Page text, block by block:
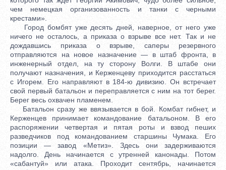
чем немецкая организованность и танки с черными
крестами».
Город бомбят уже десять дней, наверное, от него уже
ничего не осталось, а приказа о взрыве все нет. Так и не
дождавшись приказа о взрыве, саперы резервного
отправляются на новое назначение — в штаб фронта, в
инженерный отдел, на ту сторону Волги. В штабе они
получают назначения, и Керженцеву приходится расстаться
с Игорем. Его направляют в 184-ю дивизию. Он встречает
свой первый батальон и переправляется с ним на тот берег.
Берег весь охвачен пламенем.
Батальон сразу же ввязывается в бой. Комбат гибнет, и
Керженцев принимает командование батальоном. В его
распоряжении четвертая и пятая роты и взвод пеших
разведчиков под командованием старшины Чумака. Его
позиции — завод «Метиз». Здесь они задерживаются
надолго. День начинается с утренней канонады. Потом
«сабантуй» или атака. Проходит сентябрь, начинается